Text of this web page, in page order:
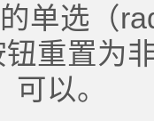
单选（
钮重置为
可以。